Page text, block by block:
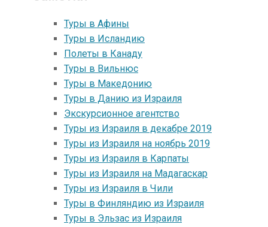
Туры в Афины
Туры в Исландию
Полеты в Канаду
Туры в Вильнюс
Туры в Македонию
Туры в Данию из Израиля
Экскурсионное агентство
Туры из Израиля в декабре 2019
Туры из Израиля на ноябрь 2019
Туры из Израиля в Карпаты
Туры из Израиля на Мадагаскар
Туры из Израиля в Чили
Туры в Финляндию из Израиля
Туры в Эльзас из Израиля